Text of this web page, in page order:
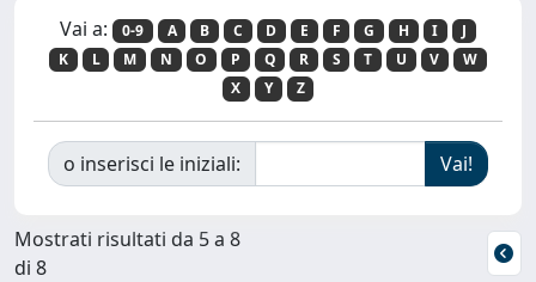
Vai a: 0-9 A B C D E F G H I
J
K
L M N O P Q R S T U V
W
X
Y Z
o inserisci le iniziali:
Mostrati risultati da 5 a 8
di 8